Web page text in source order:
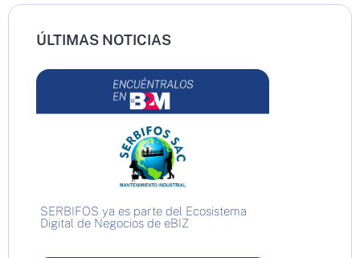
ÚLTIMAS NOTICIAS
SERBIFOS ya es parte del Ecosistema
Digital de Negocios de eBIZ